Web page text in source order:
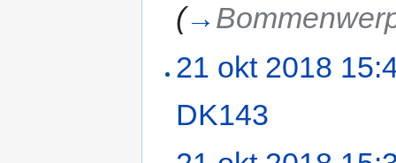
(→
21 okt 2018
DK143